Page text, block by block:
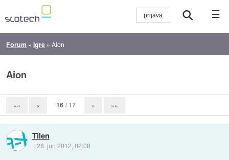
☰
Forum »Igre »Aion
Aion
«« « 16 / 17 » »»
Tilen
::28. jun 2012, 02:08